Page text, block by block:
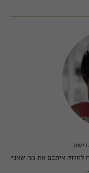
איתכם את מה שאני